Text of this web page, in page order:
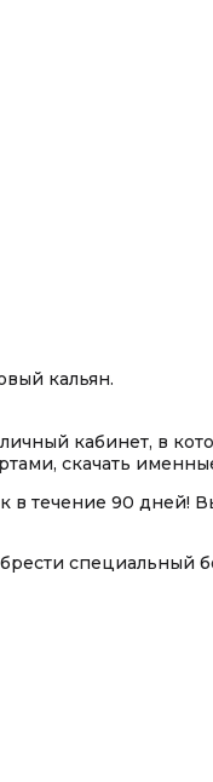
кальян.
кабинет, в
скачать
в течение 90 дней!
специальный